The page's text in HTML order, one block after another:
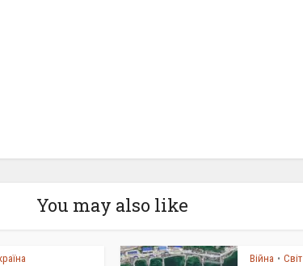
You may also like
Війна • Світ